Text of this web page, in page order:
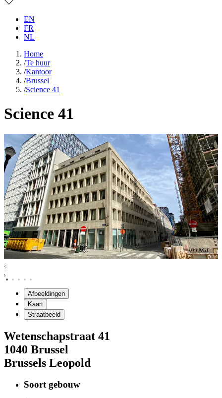
EN
FR
NL
Home
/Te huur
/Kantoor
/Brussel
/Science 41
Science 41
Afbeeldingen
Kaart
Straatbeeld
Wetenschapstraat 41
1040 Brussel
Brussels Leopold
Soort gebouw